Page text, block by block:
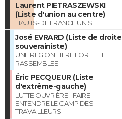
Laurent PIETRASZEWSKI
(Liste d'union au centre)
HAUTS-DE FRANCE UNIS
José EVRARD (Liste de droite
souverainiste)
UNE REGION FIERE FORTE ET
RASSEMBLEE
Éric PECQUEUR (Liste
d'extrême-gauche)
LUTTE OUVRIÈRE - FAIRE
ENTENDRE LE CAMP DES
TRAVAILLEURS